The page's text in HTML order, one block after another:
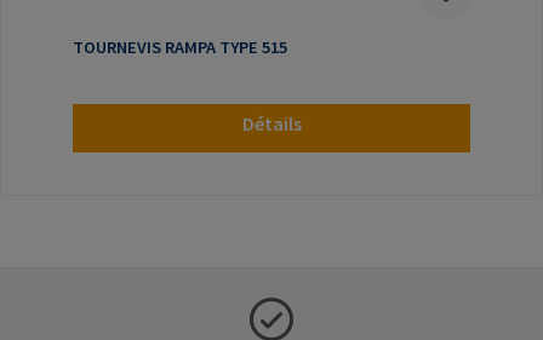
TOURNEVIS RAMPA TYPE 515
Détails